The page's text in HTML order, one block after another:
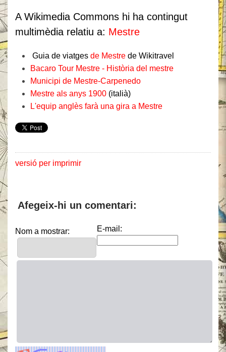
A Wikimedia Commons hi ha contingut
multimèdia relatiu a: Mestre
Guia de viatges de Mestre de Wikitravel
Bacaro Tour Mestre - Història del mestre
Municipi de Mestre-Carpenedo
Mestre als anys 1900 (italià)
L'equip anglès farà una gira a Mestre
versió per imprimir
Afegeix-hi un comentari:
Nom a mostrar: E-mail: